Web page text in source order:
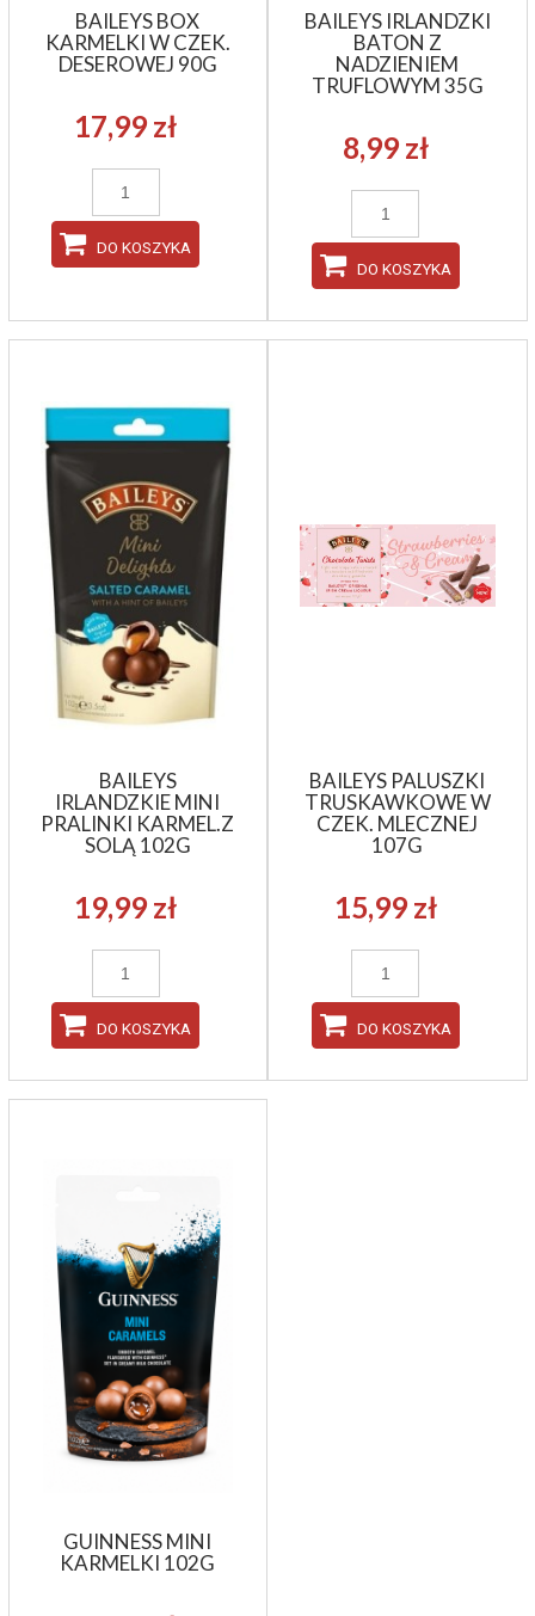
BAILEYS BOX
KARMELKI W CZEK.
DESEROWEJ 90G
17,99 zł
DO KOSZYKA
BAILEYS IRLANDZKI
BATON Z
NADZIENIEM
TRUFLOWYM 35G
8,99 zł
DO KOSZYKA
BAILEYS
IRLANDZKIE MINI
PRALINKI KARMEL.Z
SOLĄ 102G
19,99 zł
DO KOSZYKA
BAILEYS PALUSZKI
TRUSKAWKOWE W
CZEK. MLECZNEJ
107G
15,99 zł
DO KOSZYKA
GUINNESS MINI
KARMELKI 102G